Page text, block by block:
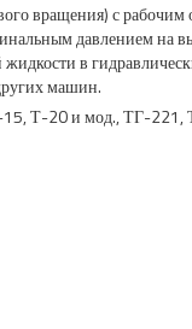
вращения) с рабочим
давлением на
в
машин.
Т-20 и мод., ТГ-221,